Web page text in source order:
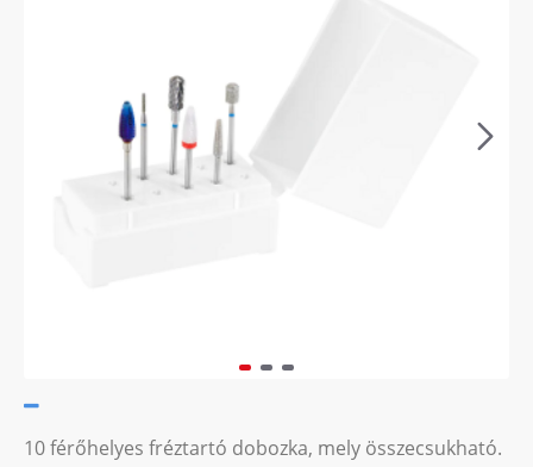
10 férőhelyes fréztartó dobozka, mely összecsukható.